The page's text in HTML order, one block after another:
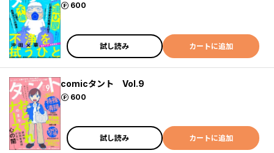
600
ポイント
試し読み カートに追加
comicタント Vol.9
600
ポイント
試し読み カートに追加